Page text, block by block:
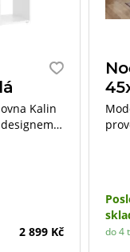
Kalin
2 899 Kč do 4